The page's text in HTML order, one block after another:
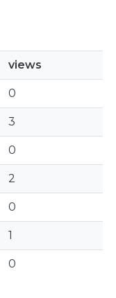
views
0
3
0
2
0
1
0